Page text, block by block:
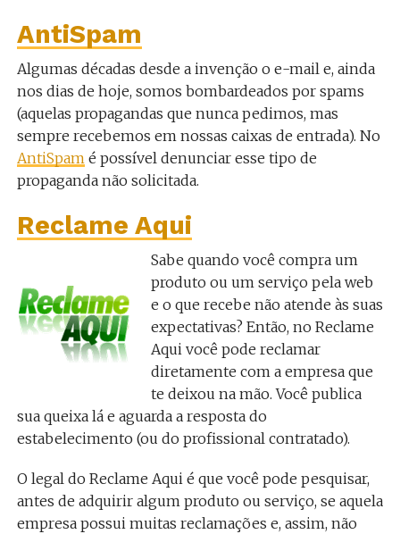
AntiSpam
Algumas décadas desde a invenção o e-mail e, ainda
nos dias de hoje, somos bombardeados por spams
(aquelas propagandas que nunca pedimos, mas
sempre recebemos em nossas caixas de entrada). No
AntiSpamé possível denunciar esse tipo de
propaganda não solicitada.
Reclame Aqui
Sabe quando você compra um
produto ou um serviço pela web
e o que recebe não atende às suas
expectativas? Então, no Reclame
Aqui você pode reclamar
diretamente com a empresa que
te deixou na mão. Você publica
sua queixa lá e aguarda a resposta do
estabelecimento (ou do profissional contratado).
O legal do Reclame Aqui é que você pode pesquisar,
antes de adquirir algum produto ou serviço, se aquela
empresa possui muitas reclamações e, assim, não